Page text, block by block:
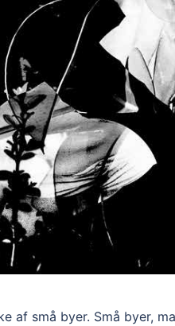
af små byer. Små byer,